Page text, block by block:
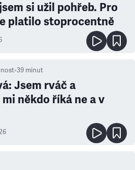
si užil pohřeb. Pro
platilo stoprocentně
•39 minut
Jsem rváč a
někdo říká ne a v